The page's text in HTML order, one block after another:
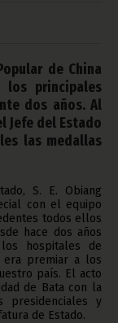
de China
los principales
dos años. Al
Jefe del Estado
las medallas
S. E. Obiang
con el equipo
todos ellos
hace dos años
hospitales de
era premiar a los
país. El acto
de Bata con la
presidenciales y
de Estado.